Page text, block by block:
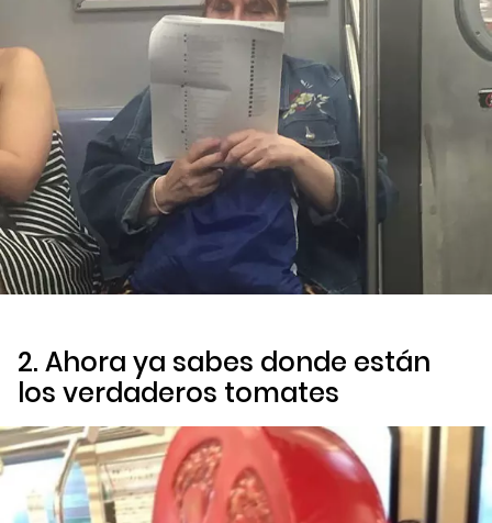
2. Ahora ya sabes donde están
los verdaderos tomates